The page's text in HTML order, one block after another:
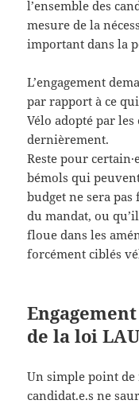
l’ensemble des
mesure de la
important dans la
L’engagement
par rapport à ce
Vélo adopté par
dernièrement.
Reste pour
bémols qui
budget ne sera
du mandat, ou
floue dans les
forcément ciblés
de la loi
Un simple point de
candidat.e.s ne